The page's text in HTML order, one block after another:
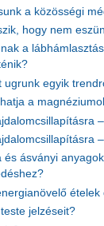
a közösségi
hogy nem
a
ugrunk egyik
a
és ásványi
ételek
jelzéseit?